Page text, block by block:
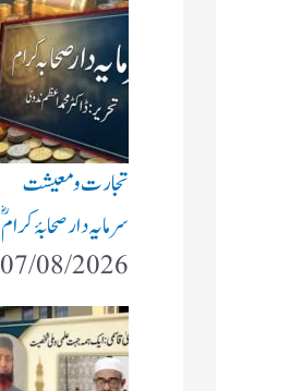
تجارت و معیشت
سرمایہ دار صحابۂ کرامؓ
07/08/2026